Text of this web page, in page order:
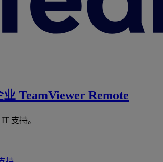
业 TeamViewer Remote
支持。